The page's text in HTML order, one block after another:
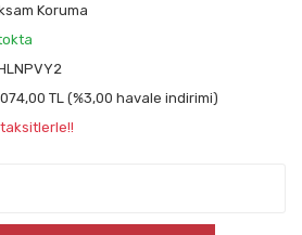
Koruma
TL (%3,00 havale indirimi)